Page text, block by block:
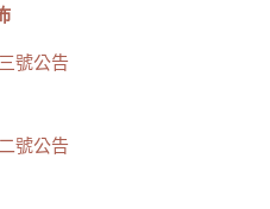
號公告
號公告